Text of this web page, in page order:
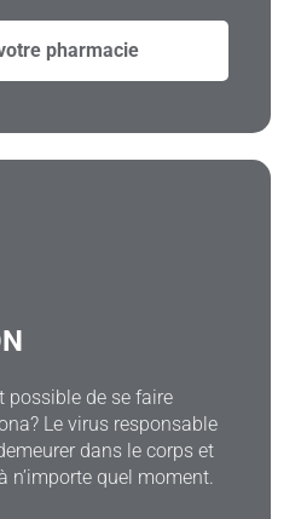
pharmacie
possible de se faire
Le virus responsable
dans le corps et
n’importe quel moment.